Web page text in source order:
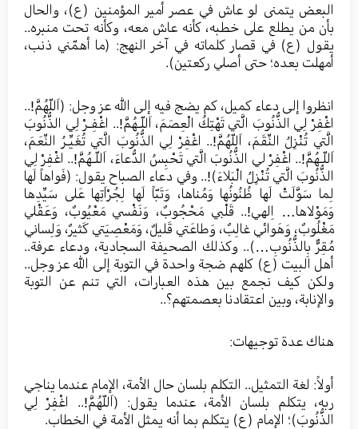
البعض يتمنى لو عاش في عصر أمير المؤمنين (ع)، والحال
بأن من يطلع على خطبه، كأنه عاش معه، وكأنه تحت منبره..
يقول (ع) في قصار كلماته في آخر النهج: (ما أهمّني ذنب،
أمهلت بعده؛ حتى أصلي ركعتين).
انظروا إلى دعاء كميل، كم يضج فيه إلى الله عز وجل: (اَللّهُمَّ!..
اغْفِرْ لِي الذُّنُوبَ الَّتي تَهْتِكُ الْعِصَمَ، اَللّـهُمَّ!.. اغْفِـرْ لِي الذُّنُوبَ
الَّتي تُنْزِلُ النِّقَمَ، اَللّهُمَّ!.. اغْفِرْ لِي الذُّنُوبَ الَّتي تُغَيِّـرُ النِّعَمَ،
اَللّـهُمَّ!.. اغْفِرْ لي الذُّنُوبَ الَّتي تَحْبِسُ الدُّعاءَ، اَللّـهُمَّ!.. اغْفِرْ لِي
الذُّنُوبَ الَّتي تُنْزِلُ الْبَلاءَ)!.. وفي دعاء الصباح يقول: (فَواهاً لَها
لِما سَوَّلَتْ لَها ظُنُونُها وَمُناها، وَتَبّاً لَها لِجُرْاَتِها عَلى سَيِّدِها
وَمَوْلاها… اِلهي!.. قَلْبي مَحْجُوبٌ، وَنَفْسي مَعْيُوبٌ، وَعَقْلي
مَغْلُوبٌ، وَهَوائي غالِبٌ، وَطاعَتي قَليلٌ، وَمَعْصِيَتي كَثيرٌ، وَلِساني
مُقِرٌّ بِالذُّنُوبِ…).. وكذلك الصحيفة السجادية، ودعاء عرفة..
أهل البيت (ع) كلهم ضجة واحدة في التوبة إلى الله عز وجل..
ولكن كيف نجمع بين هذه العبارات، التي تنم عن التوبة
والإنابة، وبين اعتقادنا بعصمتهم؟..
هناك عدة توجيهات:
أولاً: لغة التمثيل.. التكلم بلسان حال الأمة، الإمام عندما يناجي
ربه، يتكلم بلسان الأمة، عندما يقول: (اَللّهُمَّ!.. اغْفِرْ لِي
الذُّنُوبَ)؛ الإمام (ع) يتكلم بما أنه يمثل الأمة في الخطاب.